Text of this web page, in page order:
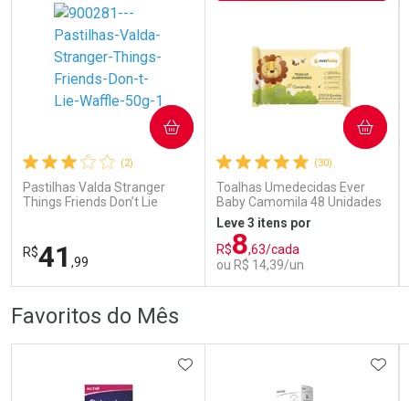
Comprar sem Desconto
Por R$ 153,99/cada
Comprar sem Desconto
Por R$ 153,99/cada
Comprar sem Desconto
Por R$ 104,79/cada
Comprar sem Desconto
Por R$ 104,79/cada
(2)
Pastilhas Valda Stranger
Things Friends Don’t Lie
R$41 ,99
COMPRAR
Por Menos
(30)
Toalhas Umedecidas Ever
Baby Camomila 48 Unidades
Leve 3 itens por
R$8,63/cada
ou R$ 14,39/un
COMPRAR
Por Menos
Favoritos do Mês
ADICIONAR AOS FAVORITOS